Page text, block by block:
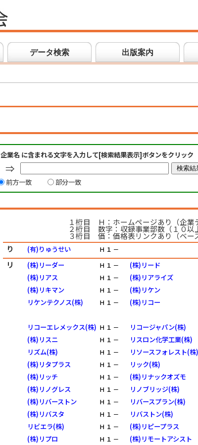
データ検索 出版案内
企業名 に含まれる文字を入力して[検索結果表示]ボタンをクリック
⇒
前方一致 部分一致
１桁目 Ｈ：ホームページあり（企業
２桁目 数字：収録事業部数（１０以
３桁目 価：価格表リンクあり（ベー
り
(有)りゅうせい Ｈ １ －
リ (株)リーダー Ｈ １ － (株)リード
(株)リアス Ｈ １ － (株)リアライズ
(株)リキマン Ｈ １ － (株)リケン
リケンテクノス(株) Ｈ １ － (株)リコー
リコーエレメックス(株) Ｈ １ － リコージャパン(株)
(株)リスニ Ｈ １ － リスロン化学工業(株)
リズム(株) Ｈ １ － リソースフォレスト(株)
(株)リタプラス Ｈ １ － リック(株)
(株)リッチ Ｈ １ － (株)リナックオズモ
(株)リノグレス Ｈ １ － リノブリッジ(株)
(株)リバーストン Ｈ １ － リバースプラン(株)
(株)リバスタ Ｈ １ － リバストン(株)
リビエラ(株) Ｈ １ － (株)リピープラス
(株)リプロ Ｈ １ － (株)リモートアシスト